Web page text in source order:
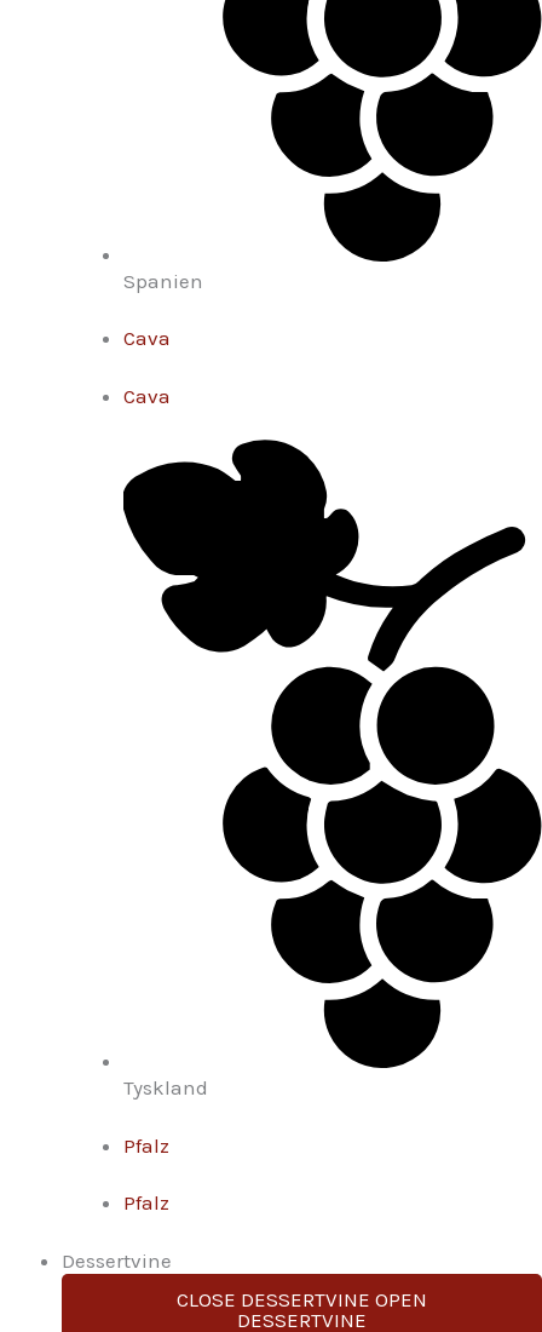
Spanien
Cava
Cava
Tyskland
Pfalz
Pfalz
Dessertvine
CLOSE DESSERTVINE OPEN
DESSERTVINE